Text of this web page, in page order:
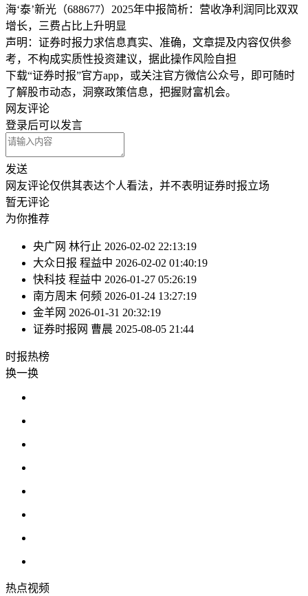
海‘泰’新光（688677）2025年中报简析：营收净利润同比双双
增长，三费占比上升明显
声明：证券时报力求信息真实、准确，文章提及内容仅供参
考，不构成实质性投资建议，据此操作风险自担
下载“证券时报”官方app，或关注官方微信公众号，即可随时
了解股市动态，洞察政策信息，把握财富机会。
网友评论
登录后可以发言
发送
网友评论仅供其表达个人看法，并不表明证券时报立场
暂无评论
为你推荐
央广网 林行止 2026-02-02 22:13:19
大众日报 程益中 2026-02-02 01:40:19
快科技 程益中 2026-01-27 05:26:19
南方周末 何频 2026-01-24 13:27:19
金羊网 2026-01-31 20:32:19
证券时报网 曹晨 2025-08-05 21:44
时报热榜
换一换
热点视频